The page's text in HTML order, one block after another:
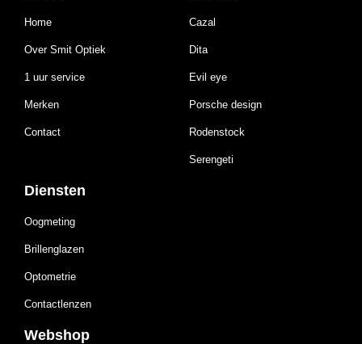
Home
Over Smit Optiek
1 uur service
Merken
Contact
Cazal
Dita
Evil eye
Porsche design
Rodenstock
Serengeti
Diensten
Oogmeting
Brillenglazen
Optometrie
Contactlenzen
Webshop